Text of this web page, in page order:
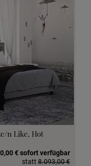
n Like, Hot
€ sofort verfügbar
statt 8.093,00 €